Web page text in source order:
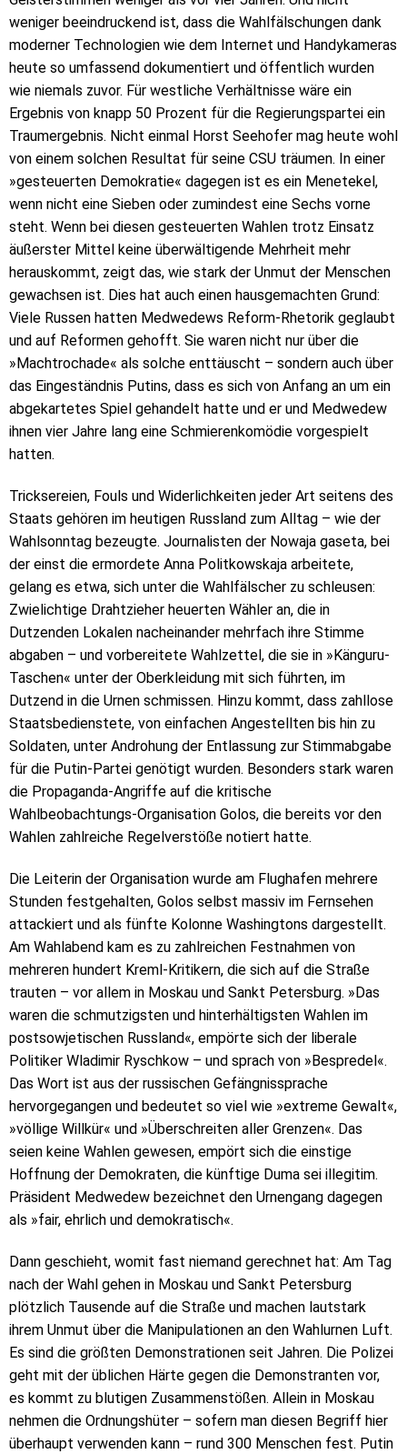
weniger beeindruckend ist, dass die Wahlfälschungen dank
moderner Technologien wie dem Internet und Handykameras
heute so umfassend dokumentiert und öffentlich wurden
wie niemals zuvor. Für westliche Verhältnisse wäre ein
Ergebnis von knapp 50 Prozent für die Regierungspartei ein
Traumergebnis. Nicht einmal Horst Seehofer mag heute wohl
von einem solchen Resultat für seine CSU träumen. In einer
»gesteuerten Demokratie« dagegen ist es ein Menetekel,
wenn nicht eine Sieben oder zumindest eine Sechs vorne
steht. Wenn bei diesen gesteuerten Wahlen trotz Einsatz
äußerster Mittel keine überwältigende Mehrheit mehr
herauskommt, zeigt das, wie stark der Unmut der Menschen
gewachsen ist. Dies hat auch einen hausgemachten Grund:
Viele Russen hatten Medwedews Reform-Rhetorik geglaubt
und auf Reformen gehofft. Sie waren nicht nur über die
»Machtrochade« als solche enttäuscht – sondern auch über
das Eingeständnis Putins, dass es sich von Anfang an um ein
abgekartetes Spiel gehandelt hatte und er und Medwedew
ihnen vier Jahre lang eine Schmierenkomödie vorgespielt
hatten.
Tricksereien, Fouls und Widerlichkeiten jeder Art seitens des
Staats gehören im heutigen Russland zum Alltag – wie der
Wahlsonntag bezeugte. Journalisten der Nowaja gaseta, bei
der einst die ermordete Anna Politkowskaja arbeitete,
gelang es etwa, sich unter die Wahlfälscher zu schleusen:
Zwielichtige Drahtzieher heuerten Wähler an, die in
Dutzenden Lokalen nacheinander mehrfach ihre Stimme
abgaben – und vorbereitete Wahlzettel, die sie in »Känguru-
Taschen« unter der Oberkleidung mit sich führten, im
Dutzend in die Urnen schmissen. Hinzu kommt, dass zahllose
Staatsbedienstete, von einfachen Angestellten bis hin zu
Soldaten, unter Androhung der Entlassung zur Stimmabgabe
für die Putin-Partei genötigt wurden. Besonders stark waren
die Propaganda-Angriffe auf die kritische
Wahlbeobachtungs-Organisation Golos, die bereits vor den
Wahlen zahlreiche Regelverstöße notiert hatte.
Die Leiterin der Organisation wurde am Flughafen mehrere
Stunden festgehalten, Golos selbst massiv im Fernsehen
attackiert und als fünfte Kolonne Washingtons dargestellt.
Am Wahlabend kam es zu zahlreichen Festnahmen von
mehreren hundert Kreml-Kritikern, die sich auf die Straße
trauten – vor allem in Moskau und Sankt Petersburg. »Das
waren die schmutzigsten und hinterhältigsten Wahlen im
postsowjetischen Russland«, empörte sich der liberale
Politiker Wladimir Ryschkow – und sprach von »Bespredel«.
Das Wort ist aus der russischen Gefängnissprache
hervorgegangen und bedeutet so viel wie »extreme Gewalt«,
»völlige Willkür« und »Überschreiten aller Grenzen«. Das
seien keine Wahlen gewesen, empört sich die einstige
Hoffnung der Demokraten, die künftige Duma sei illegitim.
Präsident Medwedew bezeichnet den Urnengang dagegen
als »fair, ehrlich und demokratisch«.
Dann geschieht, womit fast niemand gerechnet hat: Am Tag
nach der Wahl gehen in Moskau und Sankt Petersburg
plötzlich Tausende auf die Straße und machen lautstark
ihrem Unmut über die Manipulationen an den Wahlurnen Luft.
Es sind die größten Demonstrationen seit Jahren. Die Polizei
geht mit der üblichen Härte gegen die Demonstranten vor,
es kommt zu blutigen Zusammenstößen. Allein in Moskau
nehmen die Ordnungshüter – sofern man diesen Begriff hier
überhaupt verwenden kann – rund 300 Menschen fest. Putin